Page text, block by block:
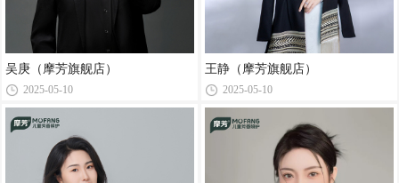
吴庚（摩芳旗舰店）
2025-05-10
王静（摩芳旗舰店）
2025-05-10